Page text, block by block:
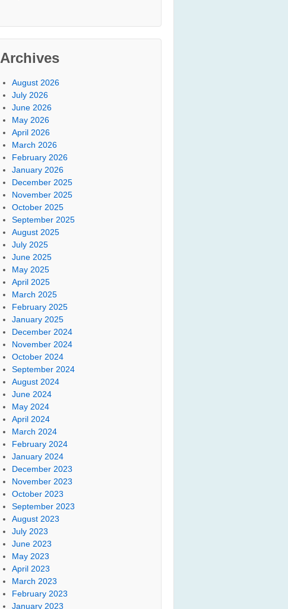
Archives
August 2026
July 2026
June 2026
May 2026
April 2026
March 2026
February 2026
January 2026
December 2025
November 2025
October 2025
September 2025
August 2025
July 2025
June 2025
May 2025
April 2025
March 2025
February 2025
January 2025
December 2024
November 2024
October 2024
September 2024
August 2024
June 2024
May 2024
April 2024
March 2024
February 2024
January 2024
December 2023
November 2023
October 2023
September 2023
August 2023
July 2023
June 2023
May 2023
April 2023
March 2023
February 2023
January 2023